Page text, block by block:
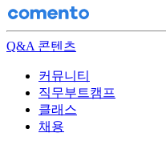
Q&A 콘텐츠
커뮤니티
직무부트캠프
클래스
채용